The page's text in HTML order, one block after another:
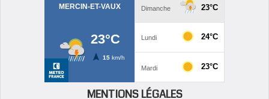
MENTIONS LÉGALES